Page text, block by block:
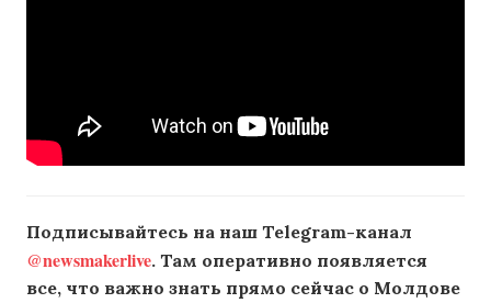
Подписывайтесь на наш Telegram-канал
@newsmakerlive. Там оперативно появляется
все, что важно знать прямо сейчас о Молдове